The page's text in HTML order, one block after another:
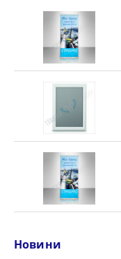
Новини